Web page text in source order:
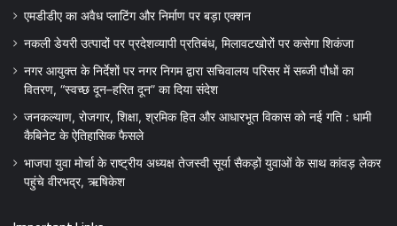
एमडीडीए का अवैध प्लाटिंग और निर्माण पर बड़ा एक्शन
नकली डेयरी उत्पादों पर प्रदेशव्यापी प्रतिबंध, मिलावटखोरों पर कसेगा शिकंजा
नगर आयुक्त के निर्देशों पर नगर निगम द्वारा सचिवालय परिसर में सब्जी पौधों का
वितरण, “स्वच्छ दून–हरित दून” का दिया संदेश
जनकल्याण, रोजगार, शिक्षा, श्रमिक हित और आधारभूत विकास को नई गति : धामी
कैबिनेट के ऐतिहासिक फैसले
भाजपा युवा मोर्चा के राष्ट्रीय अध्यक्ष तेजस्वी सूर्या सैकड़ों युवाओं के साथ कांवड़ लेकर
पहुंचे वीरभद्र, ऋषिकेश